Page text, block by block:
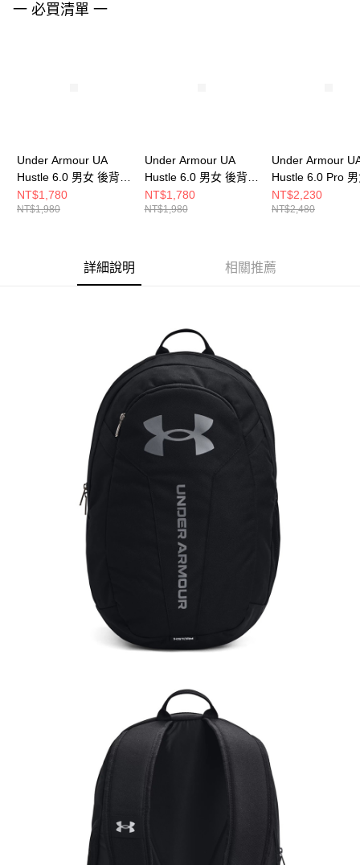
４．使用「AFTEE先享後付」時，將依據個別帳號之用戶狀況，依本公司即
一 必買清單 一
Under Armour UA
Hustle 6.0 男女 後背包
1384672-026
NT$1,780
NT$1,980
Under Armour UA
Hustle 6.0 男女 後背包
1384672-007
NT$1,780
NT$1,980
Under Armour
Hustle 6.0 Pro
背包 1384671-
NT$2,230
NT$2,480
詳細說明 相關推薦